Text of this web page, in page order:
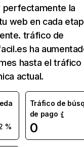
perfectamente la
web en cada
tráfico de
ha
hasta el tráfico
actual.
%
Tráfico de
de pago
0